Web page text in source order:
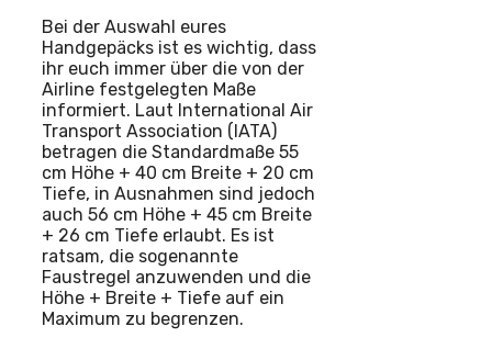
Bei der Auswahl eures
Handgepäcks ist es wichtig, dass
ihr euch immer über die von der
Airline festgelegten Maße
informiert. Laut International Air
Transport Association (IATA)
betragen die Standardmaße 55
cm Höhe + 40 cm Breite + 20 cm
Tiefe, in Ausnahmen sind jedoch
auch 56 cm Höhe + 45 cm Breite
+ 26 cm Tiefe erlaubt. Es ist
ratsam, die sogenannte
Faustregel anzuwenden und die
Höhe + Breite + Tiefe auf ein
Maximum zu begrenzen.